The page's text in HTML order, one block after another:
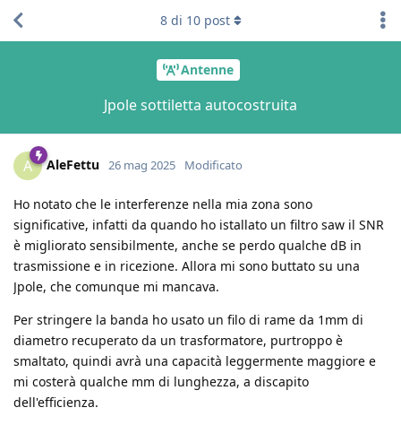
Antenne
Jpole sottiletta autocostruita
8di 10post
A AleFettu 26 mag 2025 Modificato
Ho notato che le interferenze nella mia zona sono
significative, infatti da quando ho istallato un filtro saw il SNR
è migliorato sensibilmente, anche se perdo qualche dB in
trasmissione e in ricezione. Allora mi sono buttato su una
Jpole, che comunque mi mancava.
Per stringere la banda ho usato un filo di rame da 1mm di
diametro recuperato da un trasformatore, purtroppo è
smaltato, quindi avrà una capacità leggermente maggiore e
mi costerà qualche mm di lunghezza, a discapito
dell'efficienza.